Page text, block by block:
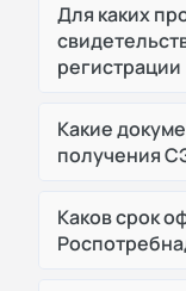
Для каких
Какие
получения
Каков срок